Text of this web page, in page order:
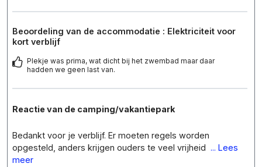
Beoordeling van de accommodatie : Elektriciteit voor
kort verblijf
Plekje was prima, wat dicht bij het zwembad maar daar
hadden we geen last van.
Reactie van de camping/vakantiepark
Bedankt voor je verblijf. Er moeten regels worden
opgesteld, anders krijgen ouders te veel vrijheid ... Lees
meer